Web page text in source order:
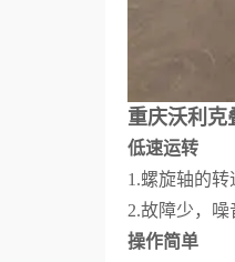
重庆沃利克
低速运转
1.螺旋轴的转
2.故障少，噪
操作简单